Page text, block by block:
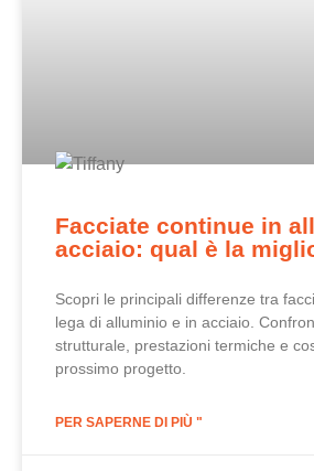
Facciate continue in
acciaio: qual è la
Scopri le principali differenze tra
lega di alluminio e in acciaio.
strutturale, prestazioni termiche e
prossimo progetto.
PER SAPERNE DI PIÙ "